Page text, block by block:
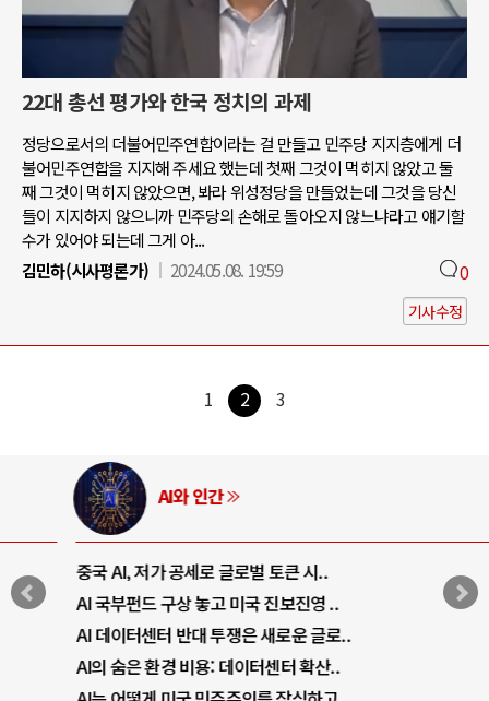
22대 총선 평가와 한국 정치의 과제
정당으로서의 더불어민주연합이라는 걸 만들고 민주당 지지층에게 더
불어민주연합을 지지해 주세요 했는데 첫째 그것이 먹히지 않았고 둘
째 그것이 먹히지 않았으면, 봐라 위성정당을 만들었는데 그것을 당신
들이 지지하지 않으니까 민주당의 손해로 돌아오지 않느냐라고 얘기할
수가 있어야 되는데 그게 아...
김민하(시사평론가)
2024.05.08. 19:59 0
기사수정
1 2 3
AI와 인간
중국 AI, 저가 공세로 글로벌 토큰 시..
AI 국부펀드 구상 놓고 미국 진보진영 ..
AI 데이터센터 반대 투쟁은 새로운 글로..
AI의 숨은 환경 비용: 데이터센터 확산..